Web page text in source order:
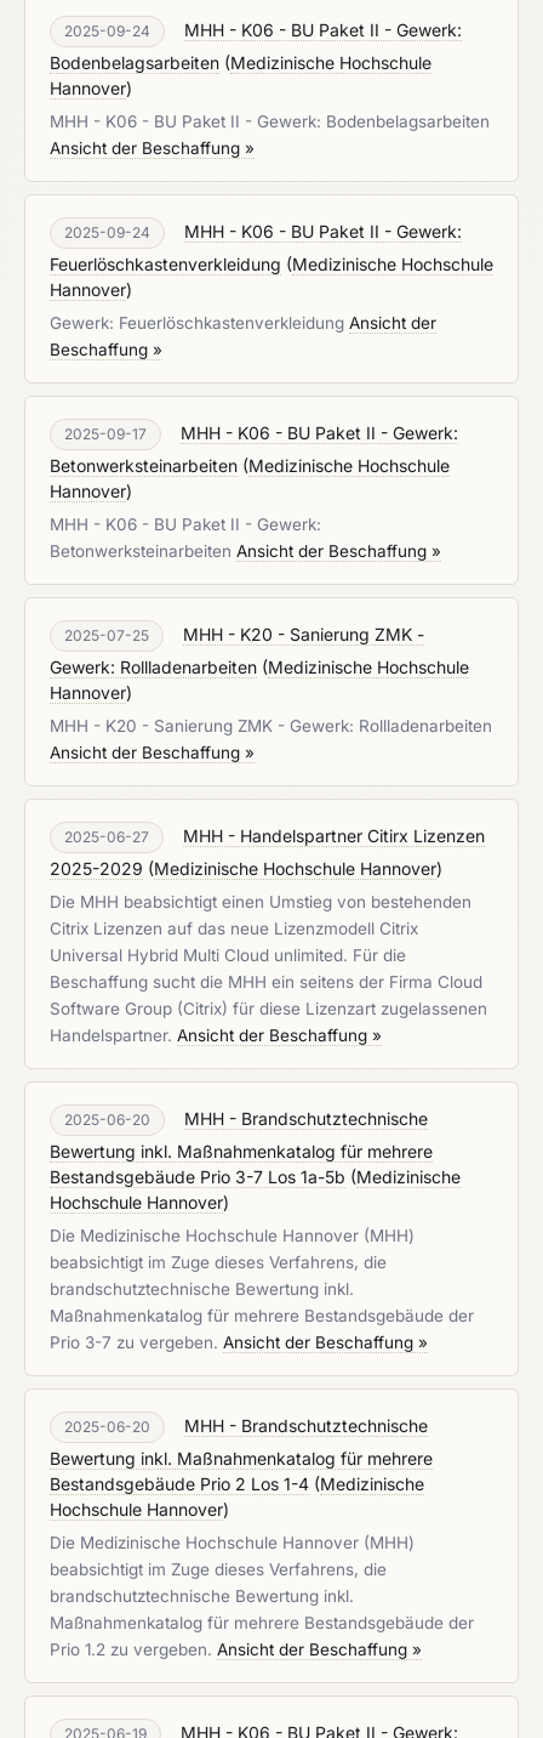
2025-09-24
MHH - K06 - BU Paket II - Gewerk:
Bodenbelagsarbeiten (Medizinische Hochschule
Hannover)
MHH - K06 - BU Paket II - Gewerk: Bodenbelagsarbeiten
Ansicht der Beschaffung »
2025-09-24
MHH - K06 - BU Paket II - Gewerk:
Feuerlöschkastenverkleidung (Medizinische Hochschule
Hannover)
Gewerk: Feuerlöschkastenverkleidung Ansicht der
Beschaffung »
2025-09-17
MHH - K06 - BU Paket II - Gewerk:
Betonwerksteinarbeiten (Medizinische Hochschule
Hannover)
MHH - K06 - BU Paket II - Gewerk:
Betonwerksteinarbeiten Ansicht der Beschaffung »
2025-07-25
MHH - K20 - Sanierung ZMK -
Gewerk: Rollladenarbeiten (Medizinische Hochschule
Hannover)
MHH - K20 - Sanierung ZMK - Gewerk: Rollladenarbeiten
Ansicht der Beschaffung »
2025-06-27
MHH - Handelspartner Citirx Lizenzen
2025-2029 (Medizinische Hochschule Hannover)
Die MHH beabsichtigt einen Umstieg von bestehenden
Citrix Lizenzen auf das neue Lizenzmodell Citrix
Universal Hybrid Multi Cloud unlimited. Für die
Beschaffung sucht die MHH ein seitens der Firma Cloud
Software Group (Citrix) für diese Lizenzart zugelassenen
Handelspartner. Ansicht der Beschaffung »
2025-06-20
MHH - Brandschutztechnische
Bewertung inkl. Maßnahmenkatalog für mehrere
Bestandsgebäude Prio 3-7 Los 1a-5b (Medizinische
Hochschule Hannover)
Die Medizinische Hochschule Hannover (MHH)
beabsichtigt im Zuge dieses Verfahrens, die
brandschutztechnische Bewertung inkl.
Maßnahmenkatalog für mehrere Bestandsgebäude der
Prio 3-7 zu vergeben. Ansicht der Beschaffung »
2025-06-20
MHH - Brandschutztechnische
Bewertung inkl. Maßnahmenkatalog für mehrere
Bestandsgebäude Prio 2 Los 1-4 (Medizinische
Hochschule Hannover)
Die Medizinische Hochschule Hannover (MHH)
beabsichtigt im Zuge dieses Verfahrens, die
brandschutztechnische Bewertung inkl.
Maßnahmenkatalog für mehrere Bestandsgebäude der
Prio 1.2 zu vergeben. Ansicht der Beschaffung »
2025-06-19 MHH - K06 - BU Paket II - Gewerk: